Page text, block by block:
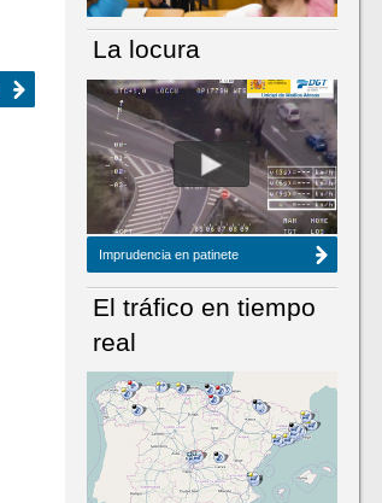
NÚMERO ACTUAL HEMEROTECA
La locura
Imprudencia en patinete
El tráfico en tiempo
real